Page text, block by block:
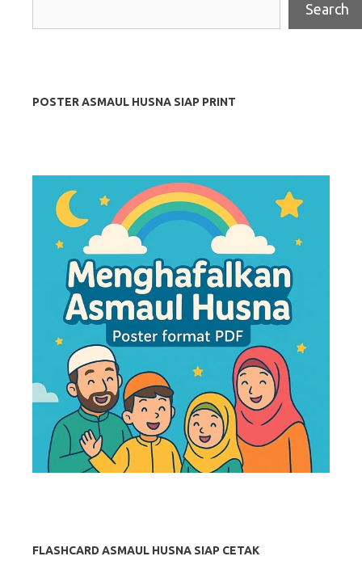
Search
POSTER ASMAUL HUSNA SIAP PRINT
FLASHCARD ASMAUL HUSNA SIAP CETAK